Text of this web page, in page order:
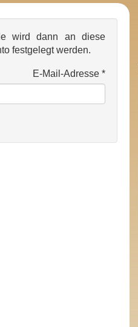
wird dann an diese
festgelegt werden.
E-Mail-Adresse *